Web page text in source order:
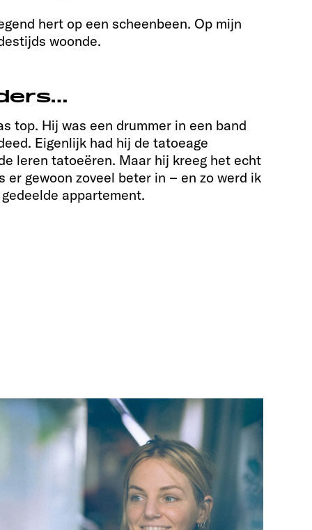
hert op een scheenbeen. Op mijn
woonde.
top. Hij was een drummer in een band
Eigenlijk had hij de tatoeage
leren tatoeëren. Maar hij kreeg het echt
er gewoon zoveel beter in – en zo werd ik
appartement.